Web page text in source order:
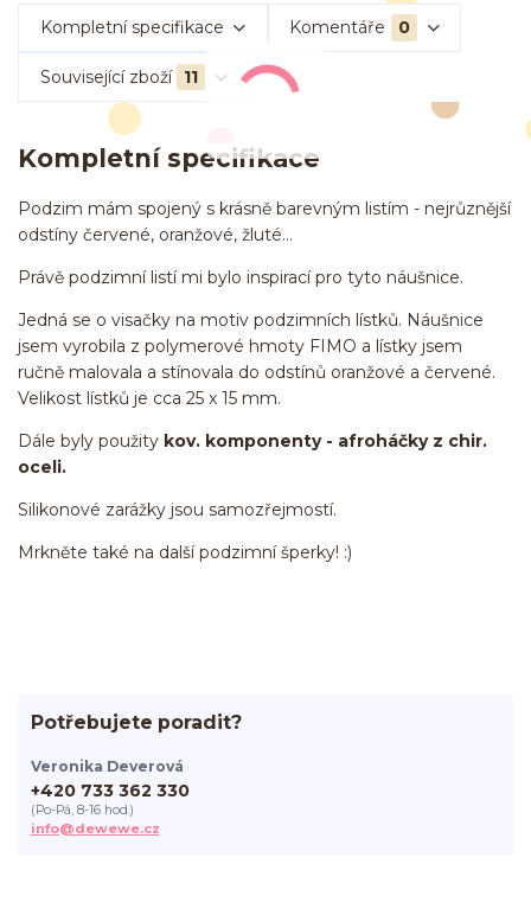
Kompletní specifikace Komentáře 0
Související zboží 11
Kompletní specifikace
Podzim mám spojený s krásně barevným listím - nejrůznější
odstíny červené, oranžové, žluté...
Právě podzimní listí mi bylo inspirací pro tyto náušnice.
Jedná se o visačky na motiv podzimních lístků. Náušnice
jsem vyrobila z polymerové hmoty FIMO a lístky jsem
ručně malovala a stínovala do odstínů oranžové a červené.
Velikost lístků je cca 25 x 15 mm.
Dále byly použity kov. komponenty - afroháčky z chir.
oceli.
Silikonové zarážky jsou samozřejmostí.
Mrkněte také na další podzimní šperky! :)
Potřebujete poradit?
Veronika Deverová
+420 733 362 330
(Po-Pá, 8-16 hod.)
info@dewewe.cz